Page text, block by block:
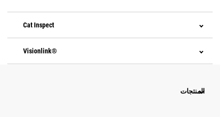
Cat Inspect
Visionlink®
المنتجات